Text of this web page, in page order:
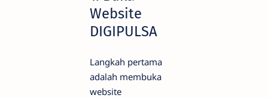
Website
DIGIPULSA
Langkah pertama
adalah membuka
website